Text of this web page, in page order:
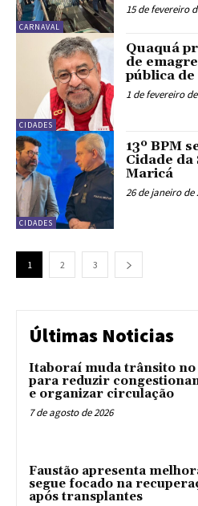
CARNAVAL
15 de fevereiro
CIDADES
Quaquá
de
pública
1 de fevereiro
CIDADES
13º BPM
Cidade da
Maricá
26 de janeiro de
1 2 3
Últimas Noticias
Itaboraí muda trânsito
para reduzir
e organizar circulação
7 de agosto de 2026
Faustão apresenta
segue focado na
após transplantes